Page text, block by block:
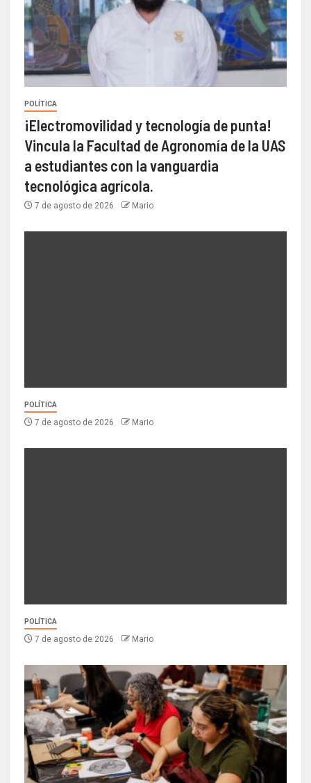
POLÍTICA
¡Electromovilidad y tecnología de punta!
Vincula la Facultad de Agronomía de la UAS
a estudiantes con la vanguardia
tecnológica agrícola.
7 de agosto de 2026 Mario
POLÍTICA
7 de agosto de 2026 Mario
POLÍTICA
7 de agosto de 2026 Mario